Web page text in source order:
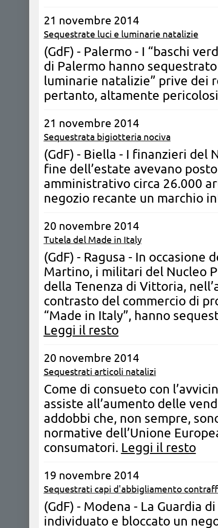
21 novembre 2014
Sequestrate luci e luminarie natalizie
(GdF) - Palermo - I “baschi
di Palermo hanno
luminarie natalizie” prive dei
pertanto, altamente
21 novembre 2014
Sequestrata bigiotteria nociva
(GdF) - Biella - ​I finanzieri del
fine dell’estate avevano
amministrativo circa 26.000
negozio recante un marchio
20 novembre 2014
Tutela del Made in Italy
(GdF) - Ragusa - ​In occasione
Martino, i militari del Nucleo
della Tenenza di Vittoria,
contrasto del commercio di
“Made in Italy”, hanno
Leggi il resto
20 novembre 2014
Sequestrati articoli natalizi
Come di consueto con
assiste all’aumento delle
addobbi che, non sempre,
normative dell’Unione
consumatori. Leggi il resto
19 novembre 2014
Sequestrati capi d'abbigliamento
(GdF) - Modena - La Guardia
individuato e bloccato un